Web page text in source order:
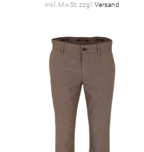
inkl. MwSt. zzgl. Versand